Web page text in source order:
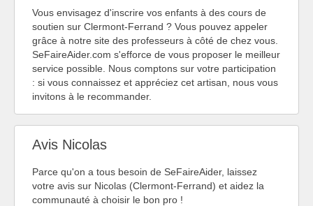
Vous envisagez d'inscrire vos enfants à des cours de
soutien sur Clermont-Ferrand ? Vous pouvez appeler
grâce à notre site des professeurs à côté de chez vous.
SeFaireAider.com s'efforce de vous proposer le meilleur
service possible. Nous comptons sur votre participation
: si vous connaissez et appréciez cet artisan, nous vous
invitons à le recommander.
Avis Nicolas
Parce qu'on a tous besoin de SeFaireAider, laissez
votre avis sur Nicolas (Clermont-Ferrand) et aidez la
communauté à choisir le bon pro !